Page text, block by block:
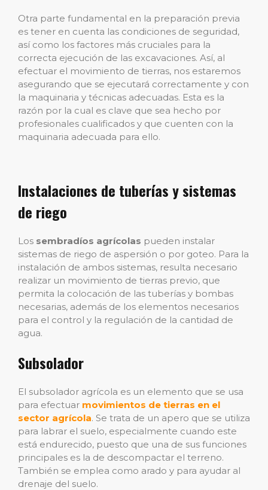
Otra parte fundamental en la preparación previa
es tener en cuenta las condiciones de seguridad,
así como los factores más cruciales para la
correcta ejecución de las excavaciones. Así, al
efectuar el movimiento de tierras, nos estaremos
asegurando que se ejecutará correctamente y con
la maquinaria y técnicas adecuadas. Esta es la
razón por la cual es clave que sea hecho por
profesionales cualificados y que cuenten con la
maquinaria adecuada para ello.
Instalaciones de tuberías y sistemas
de riego
Los sembradíos agrícolas pueden instalar
sistemas de riego de aspersión o por goteo. Para la
instalación de ambos sistemas, resulta necesario
realizar un movimiento de tierras previo, que
permita la colocación de las tuberías y bombas
necesarias, además de los elementos necesarios
para el control y la regulación de la cantidad de
agua.
Subsolador
El subsolador agrícola es un elemento que se usa
para efectuar movimientos de tierras en el
sector agrícola. Se trata de un apero que se utiliza
para labrar el suelo, especialmente cuando este
está endurecido, puesto que una de sus funciones
principales es la de descompactar el terreno.
También se emplea como arado y para ayudar al
drenaje del suelo.